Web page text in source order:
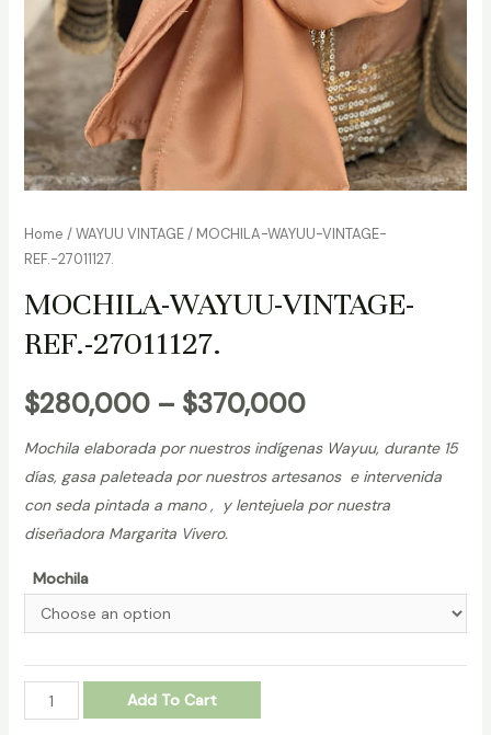
Home /WAYUU VINTAGE/ MOCHILA-WAYUU-VINTAGE-
REF.-27011127.
MOCHILA-WAYUU-VINTAGE-
REF.-27011127.
$280,000– $370,000
Mochila elaborada por nuestros indígenas Wayuu, durante 15
días, gasa paleteada por nuestros artesanos e intervenida
con seda pintada a mano , y lentejuela por nuestra
diseñadora Margarita Vivero.
Mochila
MOCHILA-
WAYUU-
Add To Cart